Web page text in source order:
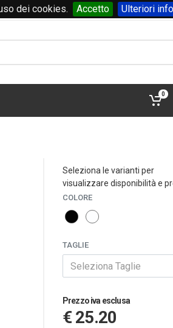
dei cookies. Accetto Ulteriori
Accedi o
0
Seleziona le varianti per
visualizzare disponibilità e
COLORE
TAGLIE
Seleziona Taglie
Prezzo iva esclusa
€ 25.20